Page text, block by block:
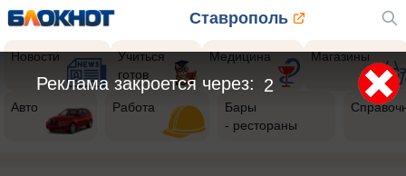
Ставрополь
Новости
Учиться
готов
Медицина Магазины
Авто Работа
Бары
- рестораны